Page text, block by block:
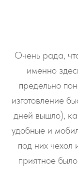
Очень рада,
именно
предельно
изготовление
дней вышло),
удобные и
под них чехол
приятное